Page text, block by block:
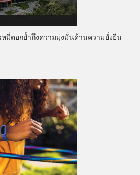
มี่ตอกย้ำถึงความมุ่งมั่นด้านความยั่งยืน